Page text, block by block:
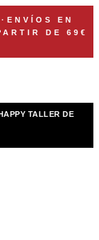
· ENVÍOS EN
DE 69€
TALLER DE